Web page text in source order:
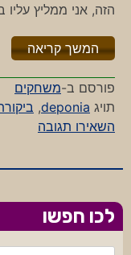
הזה, אני ממליץ עליו
המשך קריאה"%s"
פורסם ב-משחקים
תויג deponia
,
השאירו תגובה
דפוניה
לכו חפשו